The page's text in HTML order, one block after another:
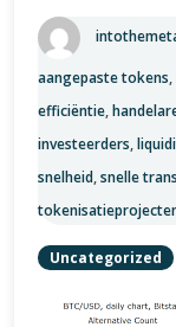
aangepaste tokens,
efficiëntie,
investeerders,
snelheid,snelle
Uncategorized